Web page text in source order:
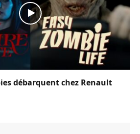
débarquent chez Renault